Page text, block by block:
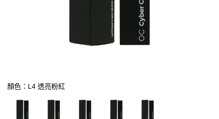
顏色：L4 透亮粉紅